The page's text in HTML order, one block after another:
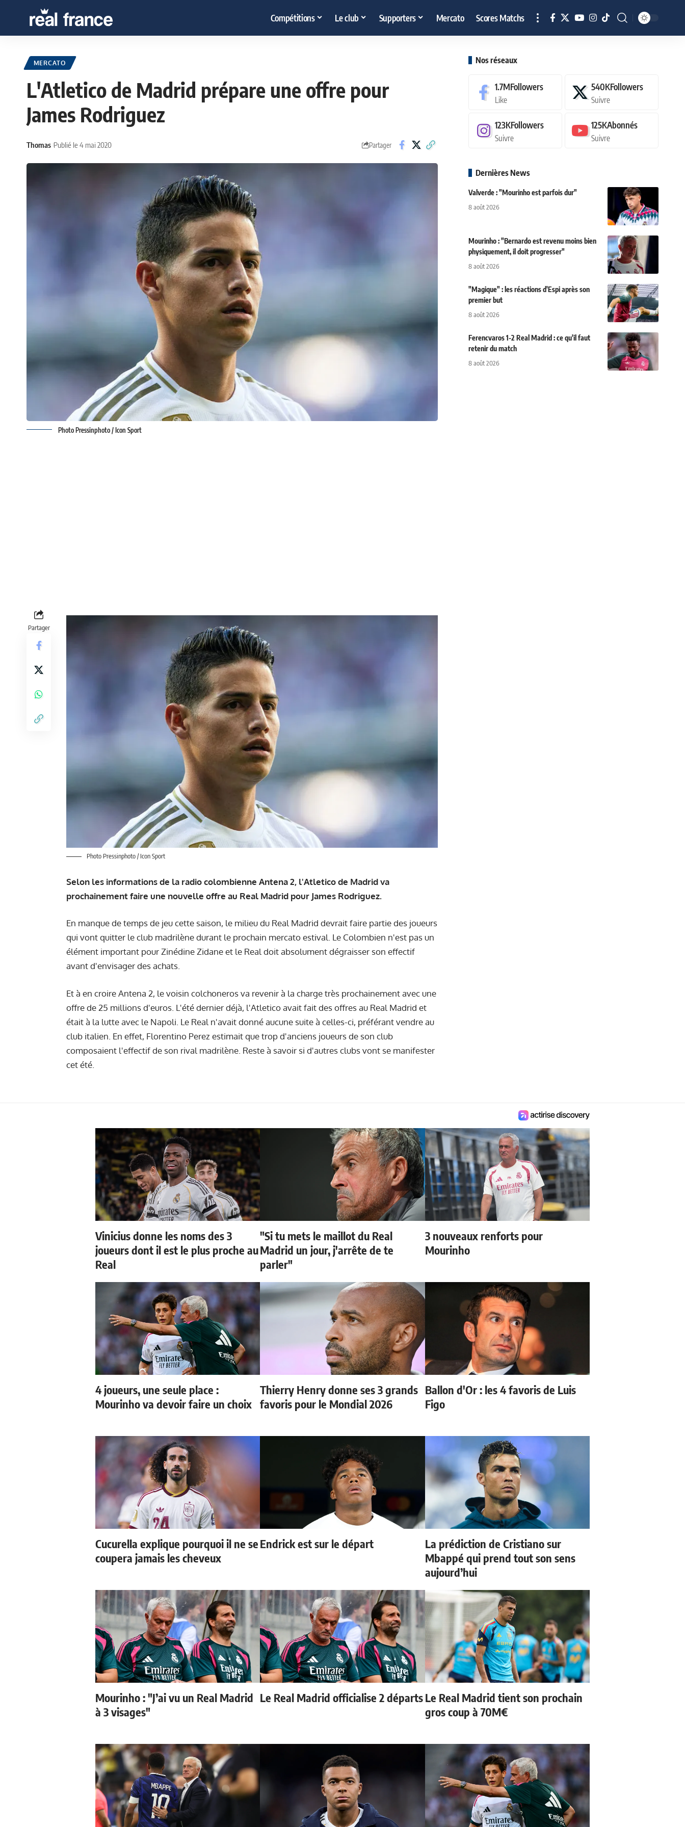
Compétitions Le club Supporters Mercato Scores Matchs
MERCATO
L'Atletico de Madrid prépare une offre pour
James Rodriguez
Thomas Publié le 4 mai 2020 Partager
Photo Pressinphoto / Icon Sport
Partager
Photo Pressinphoto / Icon Sport
Selon les informations de la radio colombienne Antena 2, l'Atletico de Madrid va
prochainement faire une nouvelle offre au Real Madrid pour James Rodriguez.
En manque de temps de jeu cette saison, le milieu du Real Madrid devrait faire partie des joueurs
qui vont quitter le club madrilène durant le prochain mercato estival. Le Colombien n'est pas un
élément important pour Zinédine Zidane et le Real doit absolument dégraisser son effectif
avant d'envisager des achats.
Et à en croire Antena 2, le voisin colchoneros va revenir à la charge très prochainement avec une
offre de 25 millions d'euros. L'été dernier déjà, l'Atletico avait fait des offres au Real Madrid et
était à la lutte avec le Napoli. Le Real n'avait donné aucune suite à celles-ci, préférant vendre au
club italien. En effet, Florentino Perez estimait que trop d'anciens joueurs de son club
composaient l'effectif de son rival madrilène. Reste à savoir si d'autres clubs vont se manifester
cet été.
Nos réseaux
1.7MFollowers
Like
540KFollowers
Suivre
123KFollowers
Suivre
125KAbonnés
Suivre
Dernières News
Valverde : "Mourinho est parfois dur"
8 août 2026
Mourinho : "Bernardo est revenu moins bien
physiquement, il doit progresser"
8 août 2026
"Magique" : les réactions d'Espi après son
premier but
8 août 2026
Ferencvaros 1-2 Real Madrid : ce qu'il faut
retenir du match
8 août 2026
Vinicius donne les noms des 3
joueurs dont il est le plus proche au
Real
"Si tu mets le maillot du Real
Madrid un jour, j'arrête de te
parler"
3 nouveaux renforts pour
Mourinho
4 joueurs, une seule place :
Mourinho va devoir faire un choix
Thierry Henry donne ses 3 grands
favoris pour le Mondial 2026
Ballon d'Or : les 4 favoris de Luis
Figo
Cucurella explique pourquoi il ne se
coupera jamais les cheveux
Endrick est sur le départ
La prédiction de Cristiano sur
Mbappé qui prend tout son sens
aujourd’hui
Mourinho : "J’ai vu un Real Madrid
à 3 visages"
Le Real Madrid officialise 2 départsLe Real Madrid tient son prochain
gros coup à 70M€